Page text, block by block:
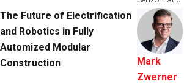
The Future of Electrification
and Robotics in Fully
Automized Modular
Construction
Mark
Zwerner